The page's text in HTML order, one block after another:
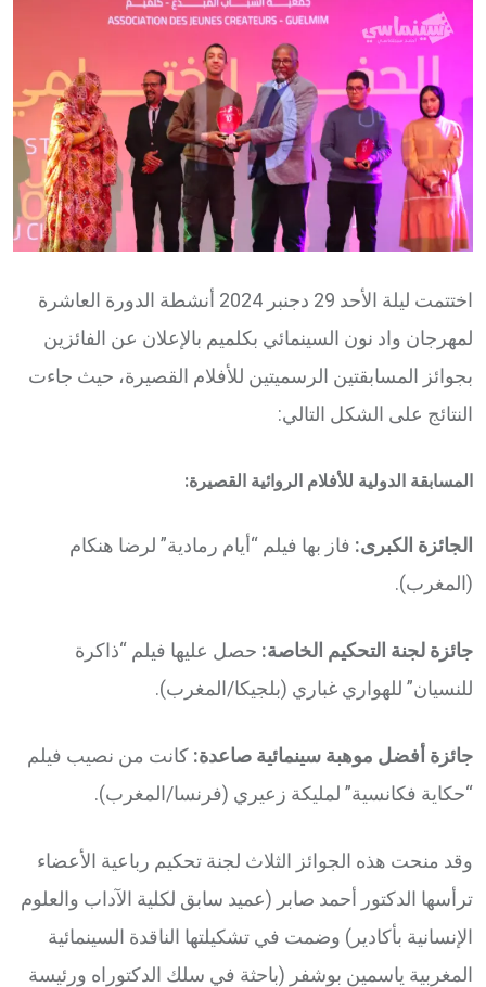
Email
اختتمت ليلة الأحد 29 دجنبر 2024 أنشطة الدورة العاشرة
لمهرجان واد نون السينمائي بكلميم بالإعلان عن الفائزين
بجوائز المسابقتين الرسميتين للأفلام القصيرة، حيث جاءت
النتائج على الشكل التالي:
المسابقة الدولية للأفلام الروائية القصيرة:
الجائزة الكبرى: فاز بها فيلم “أيام رمادية” لرضا هنكام
(المغرب).
جائزة لجنة التحكيم الخاصة: حصل عليها فيلم “ذاكرة
للنسيان” للهواري غباري (بلجيكا/المغرب).
جائزة أفضل موهبة سينمائية صاعدة: كانت من نصيب فيلم
“حكاية فكانسية” لمليكة زعيري (فرنسا/المغرب).
وقد منحت هذه الجوائز الثلاث لجنة تحكيم رباعية الأعضاء
ترأسها الدكتور أحمد صابر (عميد سابق لكلية الآداب والعلوم
الإنسانية بأكادير) وضمت في تشكيلتها الناقدة السينمائية
المغربية ياسمين بوشفر (باحثة في سلك الدكتوراه ورئيسة